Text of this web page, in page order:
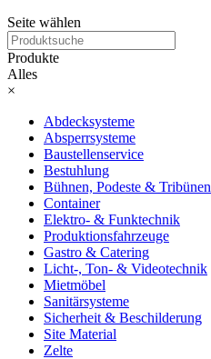
Seite wählen
Produkte
Alles
×
Abdecksysteme
Absperrsysteme
Baustellenservice
Bestuhlung
Bühnen, Podeste & Tribünen
Container
Elektro- & Funktechnik
Produktionsfahrzeuge
Gastro & Catering
Licht-, Ton- & Videotechnik
Mietmöbel
Sanitärsysteme
Sicherheit & Beschilderung
Site Material
Zelte